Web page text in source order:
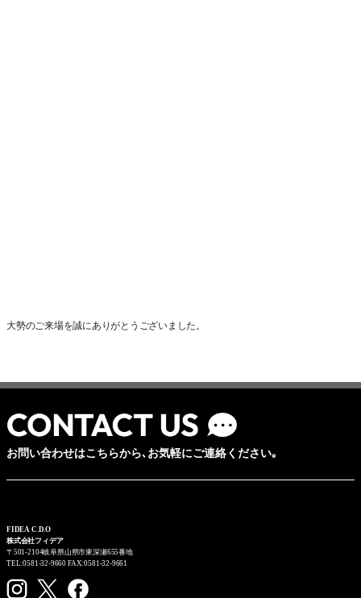
大勢のご来場を誠にありがとうございました。
お問い合わせはこちらから､お気軽にご連絡ください｡
FIDEA C.D.O
株式会社フィデア
〒501-2104岐阜県山県市東深瀬655番地
TEL:0581-32-9660 FAX:0581-32-9661